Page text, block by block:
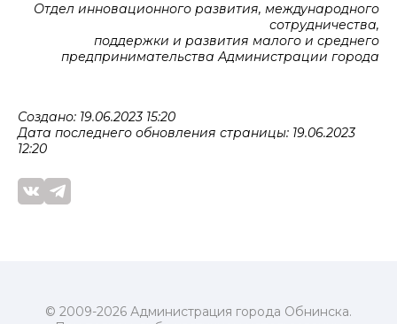
Отдел инновационного развития, международного
сотрудничества,
поддержки и развития малого и среднего
предпринимательства Администрации города
Создано: 19.06.2023 15:20
Дата последнего обновления страницы: 19.06.2023
12:20
© 2009-2026 Администрация города Обнинска.